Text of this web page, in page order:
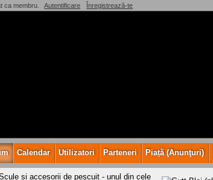
ca membru. Autentificare Înregistrează-te
Calendar Utilizatori Parteneri Piață (Anunţuri)